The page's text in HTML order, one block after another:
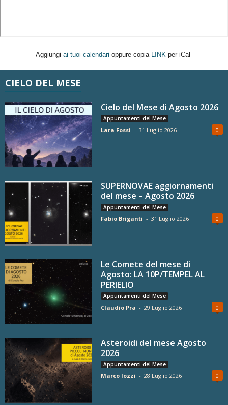
Aggiungi ai tuoi calendari oppure copia LINK per iCal
CIELO DEL MESE
Cielo del Mese di Agosto 2026
Appuntamenti del Mese
Lara Fossi - 31 Luglio 2026 0
SUPERNOVAE aggiornamenti
del mese – Agosto 2026
Appuntamenti del Mese
Fabio Briganti - 31 Luglio 2026 0
Le Comete del mese di
Agosto: LA 10P/TEMPEL AL
PERIELIO
Appuntamenti del Mese
Claudio Pra - 29 Luglio 2026 0
Asteroidi del mese Agosto
2026
Appuntamenti del Mese
Marco Iozzi - 28 Luglio 2026 0